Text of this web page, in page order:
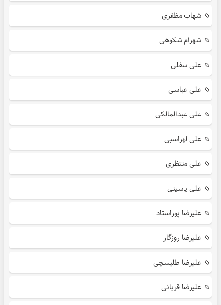
شهاب مظفری
شهرام شکوهی
علی سفلی
علی عباسی
علی عبدالمالکی
علی لهراسبی
علی منتظری
علی یاسینی
علیرضا پوراستاد
علیرضا روزگار
علیرضا طلیسچی
علیرضا قربانی